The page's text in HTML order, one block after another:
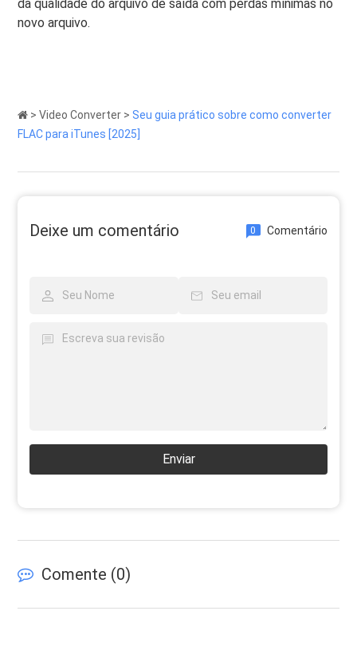
da qualidade do arquivo de saída com perdas mínimas no
novo arquivo.
>Video Converter >Seu guia prático sobre como converter
FLAC para iTunes [2025]
Deixe um comentário 0 Comentário
Enviar
Comente (0)